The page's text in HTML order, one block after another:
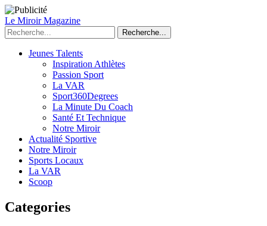
Le Miroir Magazine
Recherche...
Jeunes Talents
Inspiration Athlètes
Passion Sport
La VAR
Sport360Degrees
La Minute Du Coach
Santé Et Technique
Notre Miroir
Actualité Sportive
Notre Miroir
Sports Locaux
La VAR
Scoop
Categories